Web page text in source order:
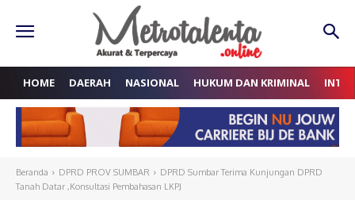
HOME DAERAH NASIONAL HUKUM DAN KRIMINAL
Beranda DPRD PROV SUMBAR
DPRD Sumbar Terima Kunjungan DPRD
Tanah Datar ,Konsultasi Pembahasan LKPJ